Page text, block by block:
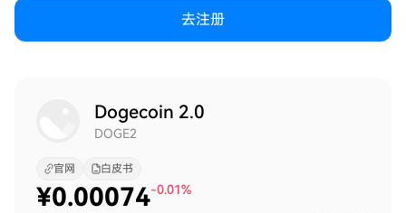
去注册
Dogecoin 2.0
DOGE2
官网 白皮书
¥0.00074-0.01%